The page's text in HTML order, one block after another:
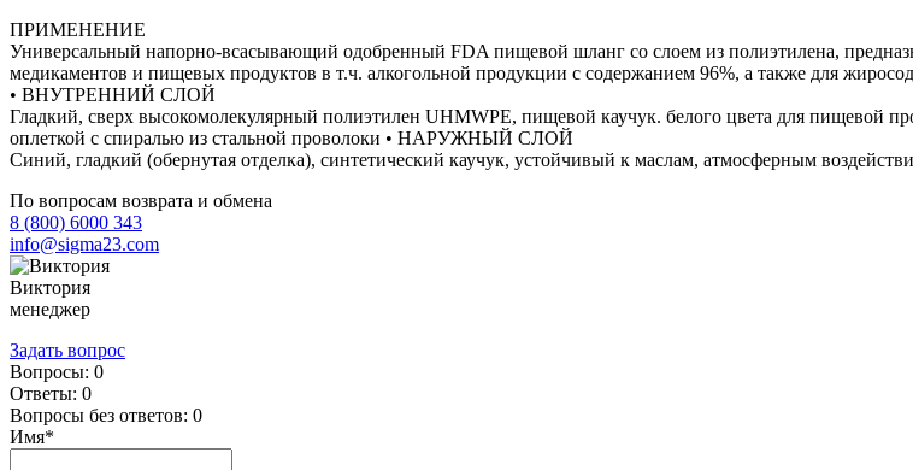
ПРИМЕНЕНИЕ
Универсальный напорно-всасывающий одобренный FDA пищевой шланг со слоем из полиэтилена,
медикаментов и пищевых продуктов в т.ч. алкогольной продукции с содержанием 96%, а также для
• ВНУТРЕННИЙ СЛОЙ
Гладкий, сверх высокомолекулярный полиэтилен UHMWPE, пищевой каучук. белого цвета для пищевой
оплеткой с спиралью из стальной проволоки • НАРУЖНЫЙ СЛОЙ
Синий, гладкий (обернутая отделка), синтетический каучук, устойчивый к маслам, атмосферным
По вопросам возврата и обмена
8 (800) 6000 343
info@sigma23.com
Виктория
менеджер
Задать вопрос
Вопросы: 0
Ответы: 0
Вопросы без ответов: 0
Имя*